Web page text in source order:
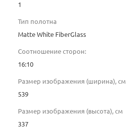
1
Тип полотна
Matte White FiberGlass
Соотношение сторон:
16:10
Размер изображения (ширина), см
539
Размер изображения (высота), см
337